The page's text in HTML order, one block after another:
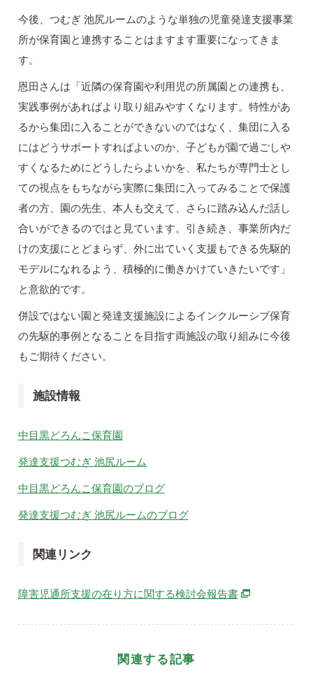
今後、つむぎ 池尻ルームのような単独の児童発達支援事業
所が保育園と連携することはますます重要になってきま
す。
恩田さんは「近隣の保育園や利用児の所属園との連携も、
実践事例があればより取り組みやすくなります。特性があ
るから集団に入ることができないのではなく、集団に入る
にはどうサポートすればよいのか、子どもが園で過ごしや
すくなるためにどうしたらよいかを、私たちが専門士とし
ての視点をもちながら実際に集団に入ってみることで保護
者の方、園の先生、本人も交えて、さらに踏み込んだ話し
合いができるのではと見ています。引き続き、事業所内だ
けの支援にとどまらず、外に出ていく支援もできる先駆的
モデルになれるよう、積極的に働きかけていきたいです」
と意欲的です。
併設ではない園と発達支援施設によるインクルーシブ保育
の先駆的事例となることを目指す両施設の取り組みに今後
もご期待ください。
施設情報
中目黒どろんこ保育園
発達支援つむぎ 池尻ルーム
中目黒どろんこ保育園のブログ
発達支援つむぎ 池尻ルームのブログ
関連リンク
障害児通所支援の在り方に関する検討会報告書別ウィンドウ
関連する記事